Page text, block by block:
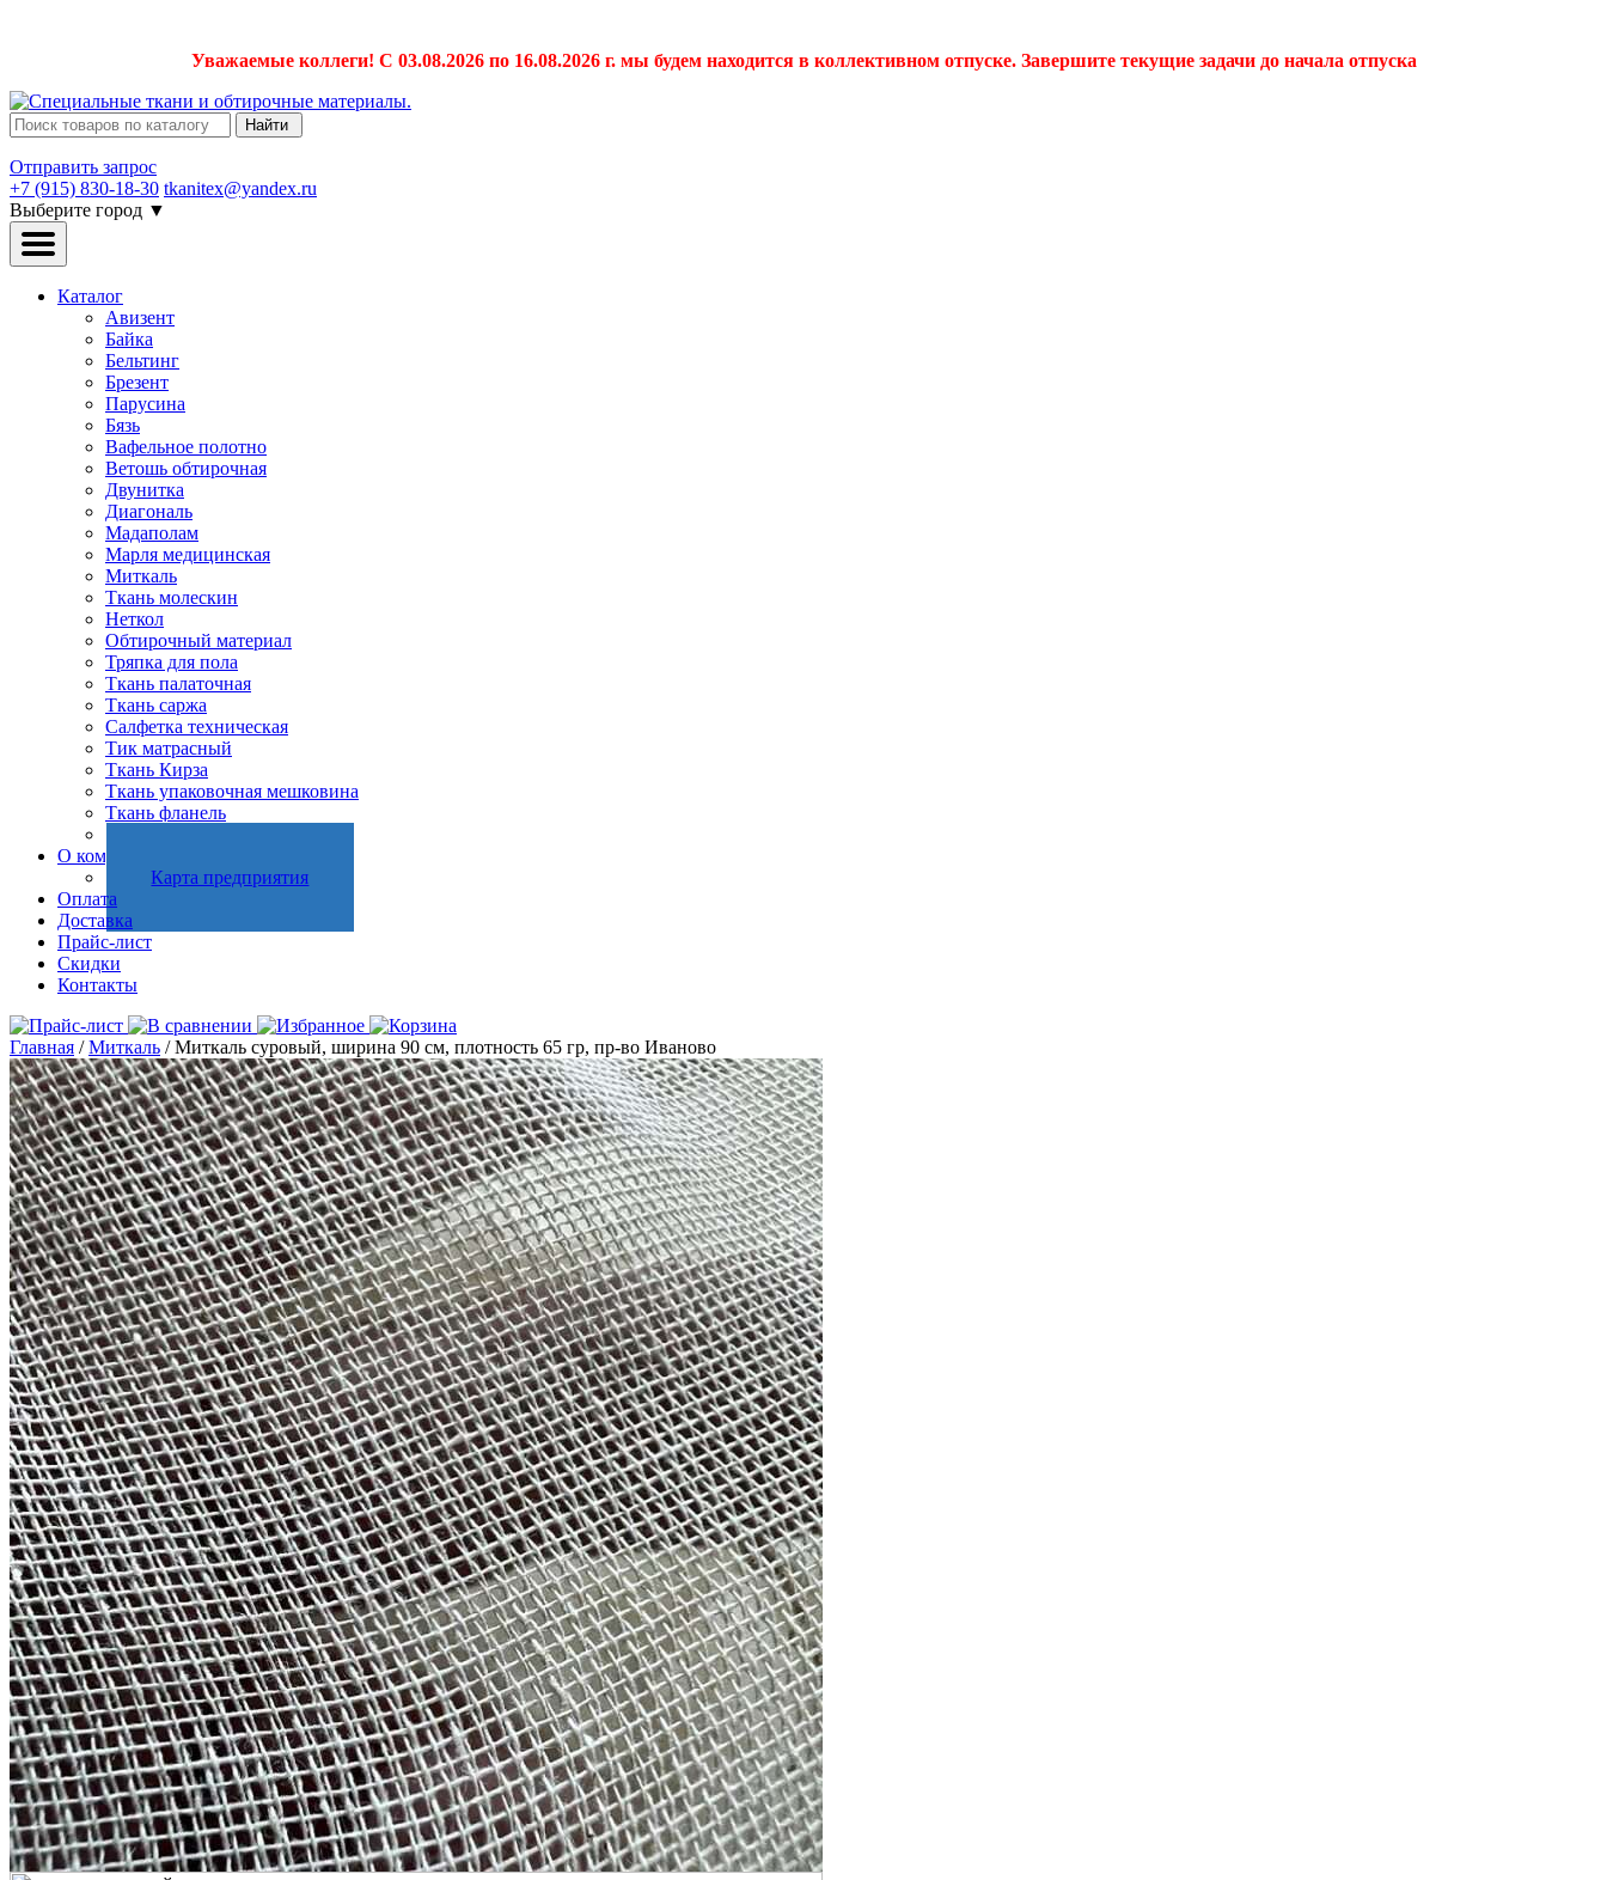
Уважаемые коллеги! С 03.08.2026 по 16.08.2026 г. мы будем находится в коллективном отпуске. Завершите текущие задачи до начала отпуска
Найти
Отправить запрос
+7 (915) 830-18-30 tkanitex@yandex.ru
Выберите город ▼
Каталог
Авизент
Байка
Бельтинг
Брезент
Парусина
Бязь
Вафельное полотно
Ветошь обтирочная
Двунитка
Диагональ
Мадаполам
Марля медицинская
Миткаль
Ткань молескин
Неткол
Обтирочный материал
Тряпка для пола
Ткань палаточная
Ткань саржа
Салфетка техническая
Тик матрасный
Ткань Кирза
Ткань упаковочная мешковина
Ткань фланель
О компании
Карта предприятия
Оплата
Доставка
Прайс-лист
Скидки
Контакты
Главная /Миткаль / Миткаль суровый, ширина 90 см, плотность 65 гр, пр-во Иваново